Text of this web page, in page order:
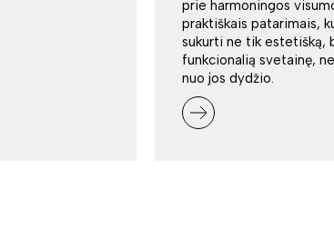
prie harmoningos
praktiškais patarimais,
sukurti ne tik estetišką,
funkcionalią svetainę,
nuo jos dydžio.